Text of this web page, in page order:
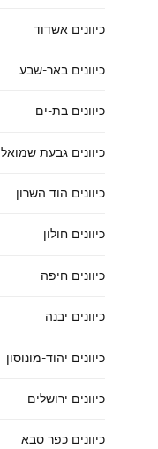
כיוונים אשדוד
כיוונים באר-שבע
כיוונים בת-ים
כיוונים גבעת שמואל
כיוונים הוד השרון
כיוונים חולון
כיוונים חיפה
כיוונים יבנה
כיוונים יהוד-מונוסון
כיוונים ירושלים
כיוונים כפר סבא